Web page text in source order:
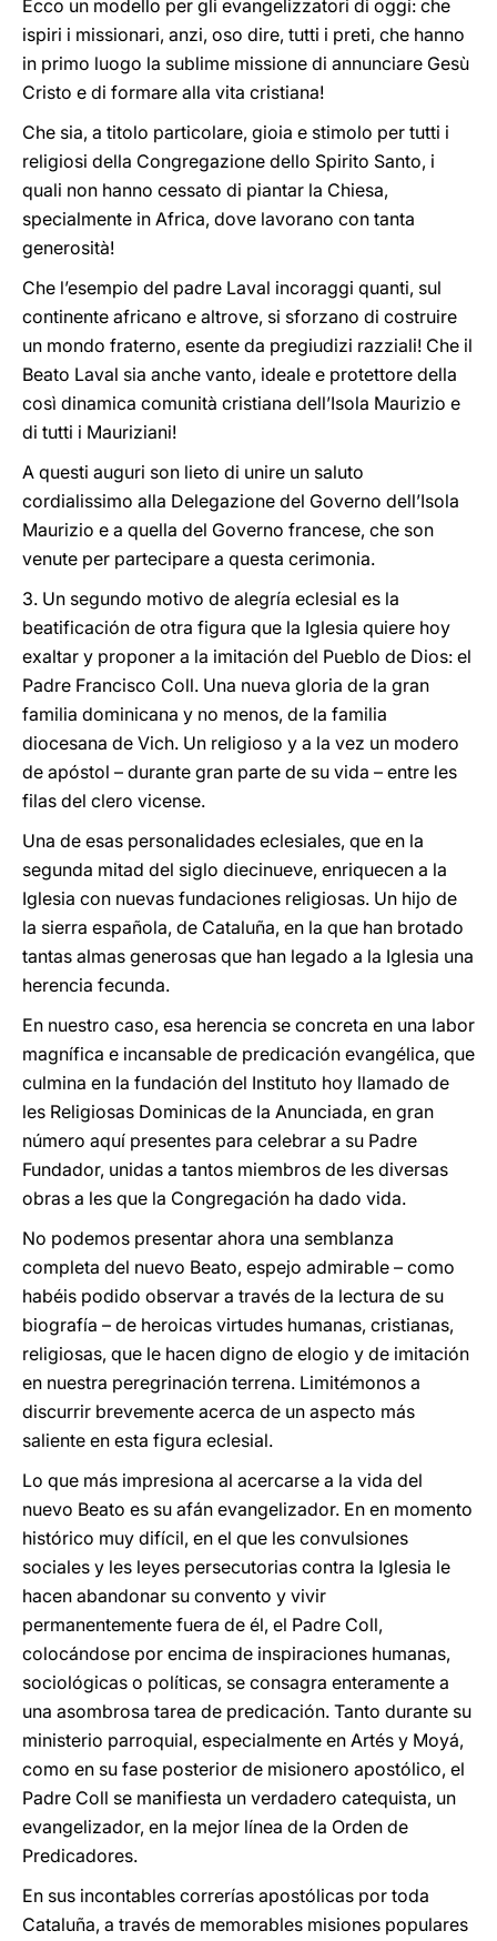
Ecco un modello per gli evangelizzatori di oggi: che
ispiri i missionari, anzi, oso dire, tutti i preti, che hanno
in primo luogo la sublime missione di annunciare Gesù
Cristo e di formare alla vita cristiana!
Che sia, a titolo particolare, gioia e stimolo per tutti i
religiosi della Congregazione dello Spirito Santo, i
quali non hanno cessato di piantar la Chiesa,
specialmente in Africa, dove lavorano con tanta
generosità!
Che l’esempio del padre Laval incoraggi quanti, sul
continente africano e altrove, si sforzano di costruire
un mondo fraterno, esente da pregiudizi razziali! Che il
Beato Laval sia anche vanto, ideale e protettore della
così dinamica comunità cristiana dell’Isola Maurizio e
di tutti i Mauriziani!
A questi auguri son lieto di unire un saluto
cordialissimo alla Delegazione del Governo dell’Isola
Maurizio e a quella del Governo francese, che son
venute per partecipare a questa cerimonia.
3. Un segundo motivo de alegría eclesial es la
beatificación de otra figura que la Iglesia quiere hoy
exaltar y proponer a la imitación del Pueblo de Dios: el
Padre Francisco Coll. Una nueva gloria de la gran
familia dominicana y no menos, de la familia
diocesana de Vich. Un religioso y a la vez un modero
de apóstol – durante gran parte de su vida – entre les
filas del clero vicense.
Una de esas personalidades eclesiales, que en la
segunda mitad del siglo diecinueve, enriquecen a la
Iglesia con nuevas fundaciones religiosas. Un hijo de
la sierra española, de Cataluña, en la que han brotado
tantas almas generosas que han legado a la Iglesia una
herencia fecunda.
En nuestro caso, esa herencia se concreta en una labor
magnífica e incansable de predicación evangélica, que
culmina en la fundación del Instituto hoy llamado de
les Religiosas Dominicas de la Anunciada, en gran
número aquí presentes para celebrar a su Padre
Fundador, unidas a tantos miembros de les diversas
obras a les que la Congregación ha dado vida.
No podemos presentar ahora una semblanza
completa del nuevo Beato, espejo admirable – como
habéis podido observar a través de la lectura de su
biografía – de heroicas virtudes humanas, cristianas,
religiosas, que le hacen digno de elogio y de imitación
en nuestra peregrinación terrena. Limitémonos a
discurrir brevemente acerca de un aspecto más
saliente en esta figura eclesial.
Lo que más impresiona al acercarse a la vida del
nuevo Beato es su afán evangelizador. En en momento
histórico muy difícil, en el que les convulsiones
sociales y les leyes persecutorias contra la Iglesia le
hacen abandonar su convento y vivir
permanentemente fuera de él, el Padre Coll,
colocándose por encima de inspiraciones humanas,
sociológicas o políticas, se consagra enteramente a
una asombrosa tarea de predicación. Tanto durante su
ministerio parroquial, especialmente en Artés y Moyá,
como en su fase posterior de misionero apostólico, el
Padre Coll se manifiesta un verdadero catequista, un
evangelizador, en la mejor línea de la Orden de
Predicadores.
En sus incontables correrías apostólicas por toda
Cataluña, a través de memorables misiones populares